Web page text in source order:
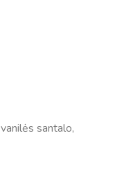
santalo,